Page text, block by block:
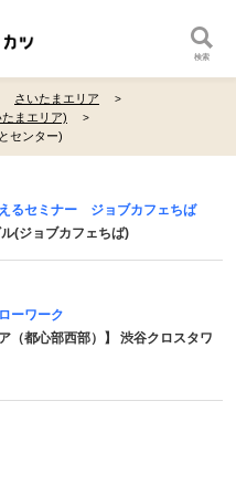
検索
さいたまエリア
まエリア)
センター)
るセミナー ジョブカフェちば
(ジョブカフェちば)
ーワーク
（都心部西部）】 渋谷クロスタワ